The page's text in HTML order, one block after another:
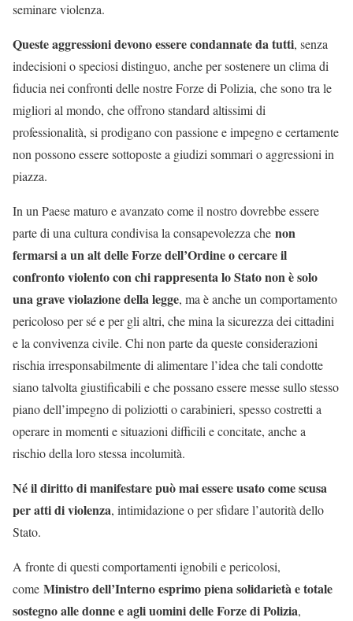
seminare violenza.
Queste aggressioni devono essere condannate da tutti, senza
indecisioni o speciosi distinguo, anche per sostenere un clima di
fiducia nei confronti delle nostre Forze di Polizia, che sono tra le
migliori al mondo, che offrono standard altissimi di
professionalità, si prodigano con passione e impegno e certamente
non possono essere sottoposte a giudizi sommari o aggressioni in
piazza.
In un Paese maturo e avanzato come il nostro dovrebbe essere
parte di una cultura condivisa la consapevolezza che non
fermarsi a un alt delle Forze dell’Ordine o cercare il
confronto violento con chi rappresenta lo Stato non è solo
una grave violazione della legge, ma è anche un comportamento
pericoloso per sé e per gli altri, che mina la sicurezza dei cittadini
e la convivenza civile. Chi non parte da queste considerazioni
rischia irresponsabilmente di alimentare l’idea che tali condotte
siano talvolta giustificabili e che possano essere messe sullo stesso
piano dell’impegno di poliziotti o carabinieri, spesso costretti a
operare in momenti e situazioni difficili e concitate, anche a
rischio della loro stessa incolumità.
Né il diritto di manifestare può mai essere usato come scusa
per atti di violenza, intimidazione o per sfidare l’autorità dello
Stato.
A fronte di questi comportamenti ignobili e pericolosi,
come Ministro dell’Interno esprimo piena solidarietà e totale
sostegno alle donne e agli uomini delle Forze di Polizia,